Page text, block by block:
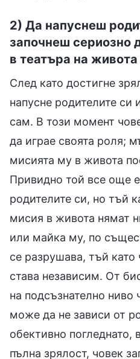
2) Да напуснеш
започнеш сериозно
в театъра на живота
След като достигне
напусне родителите си
сам. В този момент
да играе своята роля;
мисията му в живота
Привидно той все още
родителите си, но тъй
мисия в живота нямат
или майка му, по
се разрушава, тъй като
става независим. От
на подсъзнателно ниво
може да не зависи от
обективно погледнато,
пълна зрялост, човек